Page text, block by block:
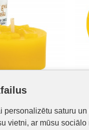
personalizētu saturu
vietni, ar mūsu